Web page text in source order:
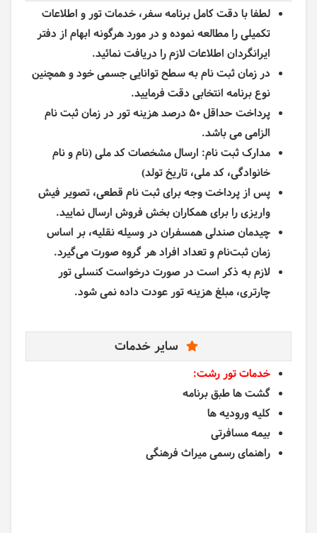
لطفا با دقت کامل برنامه سفر، خدمات تور و اطلاعات
تکمیلی را مطالعه نموده و در مورد هرگونه ابهام از دفتر
ایرانگردان اطلاعات لازم را دریافت نمائید.
در زمان ثبت نام به سطح توانایی جسمی خود و همچنین
نوع برنامه انتخابی دقت فرمایید.
پرداخت حداقل 50 درصد هزینه تور در زمان ثبت نام
الزامی می باشد.
مدارک ثبت نام: ارسال مشخصات کد ملی (نام و نام
خانوادگی، کد ملی، تاریخ تولد)
پس از پرداخت وجه برای ثبت نام قطعی، تصویر فیش
واریزی را برای همکاران بخش فروش ارسال نمایید.
چیدمان صندلی همسفران در وسیله نقلیه، بر اساس
زمان ثبت‌نام و تعداد افراد هر گروه صورت می‌گیرد.
لازم به ذکر است در صورت درخواست کنسلی تور
چارتری، مبلغ هزینه تور عودت داده نمی شود.
سایر خدمات
خدمات تور رشت:
گشت ها طبق برنامه
کلیه ورودیه ها
بیمه مسافرتی
راهنمای رسمی میراث فرهنگی